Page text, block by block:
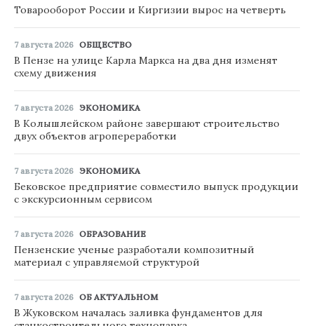
Товарооборот России и Киргизии вырос на четверть
7 августа 2026 ОБЩЕСТВО
В Пензе на улице Карла Маркса на два дня изменят
схему движения
7 августа 2026 ЭКОНОМИКА
В Колышлейском районе завершают строительство
двух объектов агропереработки
7 августа 2026 ЭКОНОМИКА
Бековское предприятие совместило выпуск продукции
с экскурсионным сервисом
7 августа 2026 ОБРАЗОВАНИЕ
Пензенские ученые разработали композитный
материал с управляемой структурой
7 августа 2026 ОБ АКТУАЛЬНОМ
В Жуковском началась заливка фундаментов для